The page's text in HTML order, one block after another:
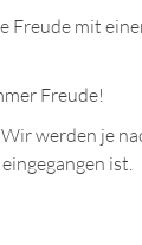
Freude mit
Freude!
werden je
ist.